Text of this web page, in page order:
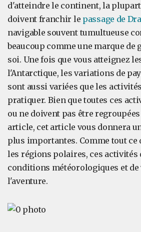
d'atteindre le continent, la
doivent franchir le passage de
navigable souvent tumultueuse
beaucoup comme une marque de
soi. Une fois que vous atteignez
l'Antarctique, les variations de
sont aussi variées que les
pratiquer. Bien que toutes ces
ou ne doivent pas être
article, cet article vous donnera
plus importantes. Comme tout ce
les régions polaires, ces activités
conditions météorologiques et
l'aventure.